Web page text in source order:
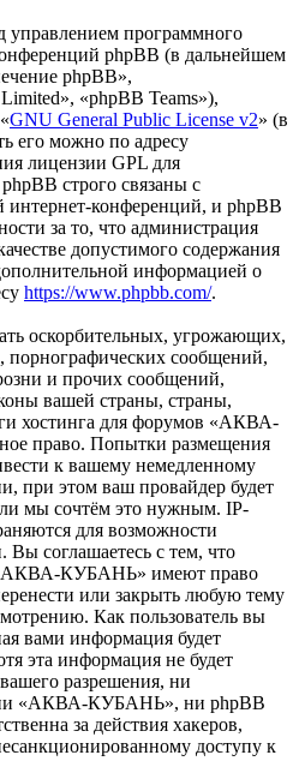
программного
phpBB (в дальнейшем
phpBB»,
«phpBB Teams»),
GNU General Public License v2» (в
его можно по адресу
лицензии GPL для
строго связаны с
интернет-конференций, и phpBB
за то, что администрация
допустимого содержания
информацией о
https://www.phpbb.com/.
оскорбительных, угрожающих,
порнографических сообщений,
и прочих сообщений,
вашей страны, страны,
хостинга для форумов «АКВА-
право. Попытки размещения
к вашему немедленному
при этом ваш провайдер будет
мы сочтём это нужным. IP-
для возможности
Вы соглашаетесь с тем, что
КУБАНЬ» имеют право
или закрыть любую тему
Как пользователь вы
вами информация будет
эта информация не будет
разрешения, ни
«АКВА-КУБАНЬ», ни phpBB
за действия хакеров,
доступу к